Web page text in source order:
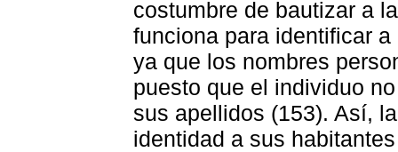
costumbre de bautizar a
funciona para identificar
ya que los nombres
puesto que el individuo
sus apellidos (153). Así,
identidad a sus